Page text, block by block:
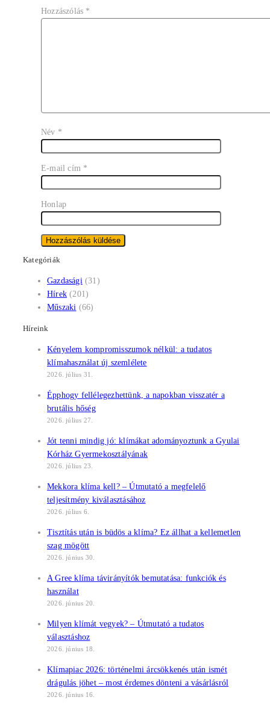
Hozzászólás *
Név *
E-mail cím *
Honlap
Kategóriák
Gazdasági (31)
Hírek (201)
Műszaki (66)
Híreink
Kényelem kompromisszumok nélkül: a tudatos
klímahasználat új szemlélete
2026. július 31.
Épphogy fellélegezhettünk, a napokban visszatér a
brutális hőség
2026. július 27.
Jót tenni mindig jó: klímákat adományoztunk a Gyulai
Kórház Gyermekosztályának
2026. július 23.
Mekkora klíma kell? – Útmutató a megfelelő
teljesítmény kiválasztásához
2026. július 6.
Tisztítás után is büdös a klíma? Ez állhat a kellemetlen
szag mögött
2026. június 30.
A Gree klíma távirányítók bemutatása: funkciók és
használat
2026. június 20.
Milyen klímát vegyek? – Útmutató a tudatos
választáshoz
2026. június 18.
Klímapiac 2026: történelmi árcsökkenés után ismét
drágulás jöhet – most érdemes dönteni a vásárlásról
2026. június 16.